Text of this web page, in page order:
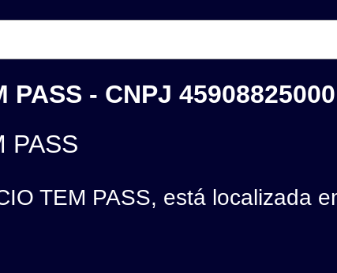
PASS - CNPJ
PASS
TEM PASS, está localizada